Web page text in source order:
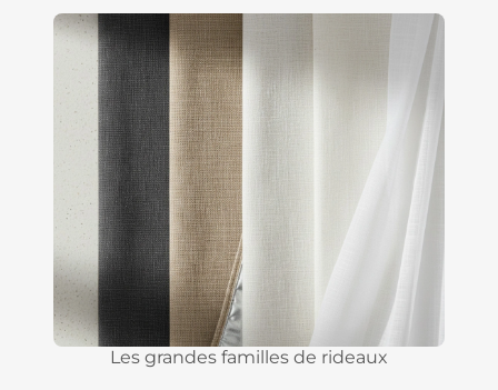
Les grandes familles de rideaux